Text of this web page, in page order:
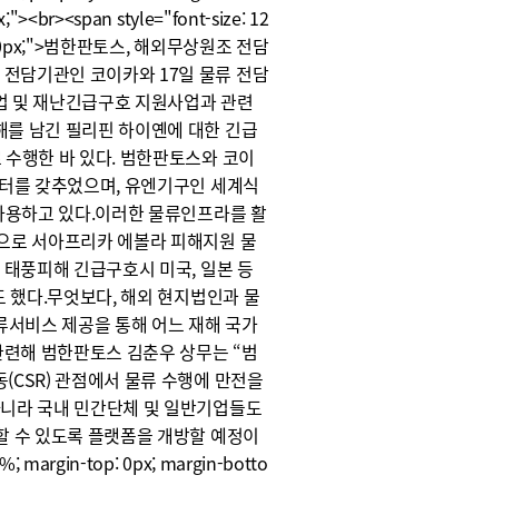
style="font-size: 12
범한판토스, 해외무상원조 전담
담기관인 코이카와 17일 물류 전담
및 재난긴급구호 지원사업과 관련
남긴 필리핀 하이옌에 대한 긴급
행한 바 있다. 범한판토스와 코이
를 갖추었으며, 유엔기구인 세계식
하고 있다.이러한 물류인프라를 활
로 서아프리카 에볼라 피해지원 물
풍피해 긴급구호시 미국, 일본 등
다.무엇보다, 해외 현지법인과 물
비스 제공을 통해 어느 재해 국가
해 범한판토스 김춘우 상무는 “범
관점에서 물류 수행에 만전을
라 국내 민간단체 및 일반기업들도
수 있도록 플랫폼을 개방할 예정이
margin-top: 0px; margin-botto